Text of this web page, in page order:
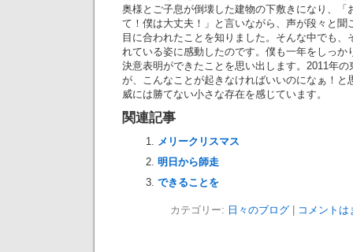
奥様とご子息が倒壊した建物の下敷きになり、「
て！僕は大丈夫！」と言いながら、声が段々と聞
目に合われたことを知りました。そんな中でも、
れている姿に感動したのです。僕も一年をしっか
決意表明ができたことを思い出します。2011年
が、こんなことが起きなければいいのになぁ！と
威には勝てない小さな存在を感じています。
関連記事
メリークリスマス
明日から師走
できることを
カテゴリー: 日々のブログ| コメントは